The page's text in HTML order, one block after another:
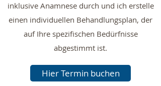
inklusive Anamnese durch und ich erstelle
einen individuellen Behandlungsplan, der
auf Ihre spezifischen Bedürfnisse
abgestimmt ist.
Hier Termin buchen